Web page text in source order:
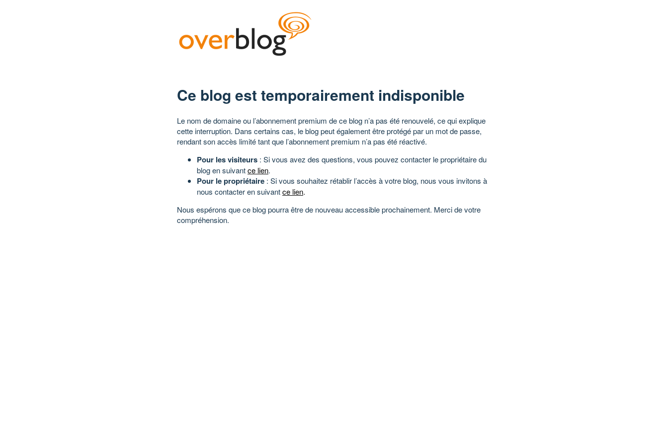
Ce blog est temporairement indisponible
Le nom de domaine ou l’abonnement premium de ce blog n’a pas été renouvelé, ce qui explique
cette interruption. Dans certains cas, le blog peut également être protégé par un mot de passe,
rendant son accès limité tant que l’abonnement premium n’a pas été réactivé.
Pour les visiteurs : Si vous avez des questions, vous pouvez contacter le propriétaire du
blog en suivantce lien.
Pour le propriétaire : Si vous souhaitez rétablir l’accès à votre blog, nous vous invitons à
nous contacter en suivantce lien.
Nous espérons que ce blog pourra être de nouveau accessible prochainement. Merci de votre
compréhension.